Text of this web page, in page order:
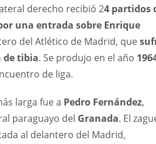
ATL
24
ATL
24
derecho recibió 24 partidos
una entrada sobre Enrique
del Atlético de Madrid, que
de tibia. Se produjo en el año
de liga.
larga fue a Pedro Fernández,
paraguayo del Granada. El
al delantero del Madrid,